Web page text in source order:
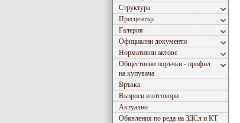
Структура
Пресцентър
Галерия
Официални документи
Нормативни актове
Обществени поръчки - профил
на купувача
Връзка
Въпроси и отговори
Актуално
Обявления по реда на ЗДСл и КТ